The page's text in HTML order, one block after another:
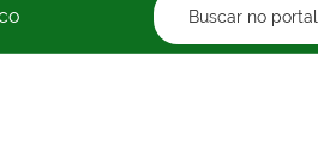
Buscar no portal